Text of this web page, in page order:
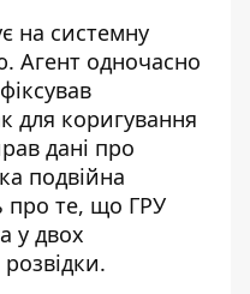
на системну
Агент одночасно
для коригування
дані про
подвійна
про те, що ГРУ
у двох